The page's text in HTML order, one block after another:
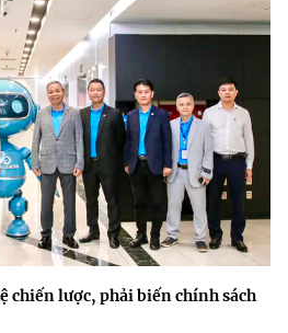
chiến lược, phải biến chính sách